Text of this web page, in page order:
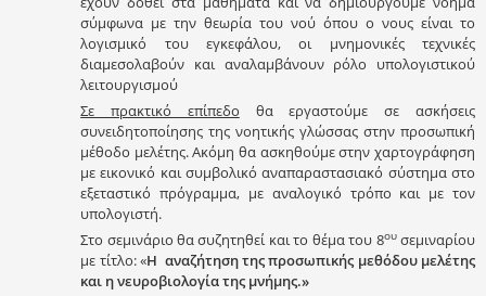
σύμφωνα με την θεωρία του νού όπου ο νους είναι το
λογισμικό του εγκεφάλου, οι μνημονικές τεχνικές
διαμεσολαβούν και αναλαμβάνουν ρόλο υπολογιστικού
λειτουργισμού
Σε πρακτικό επίπεδο θα εργαστούμε σε ασκήσεις
συνειδητοποίησης της νοητικής γλώσσας στην προσωπική
μέθοδο μελέτης. Ακόμη θα ασκηθούμε στην χαρτογράφηση
με εικονικό και συμβολικό αναπαραστασιακό σύστημα στο
εξεταστικό πρόγραμμα, με αναλογικό τρόπο και με τον
υπολογιστή.
Στο σεμινάριο θα συζητηθεί και το θέμα του 8ουσεμιναρίου
με τίτλο: «Η αναζήτηση της προσωπικής μεθόδου μελέτης
και η νευροβιολογία της μνήμης.»